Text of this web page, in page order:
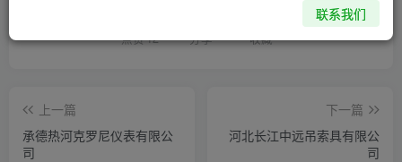
点赞12 分享 收藏
上一篇
承德热河克罗尼仪表有限公
司
下一篇
河北长江中远吊索具有限公
司
联系我们